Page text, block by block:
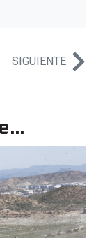
SIGUIENTE